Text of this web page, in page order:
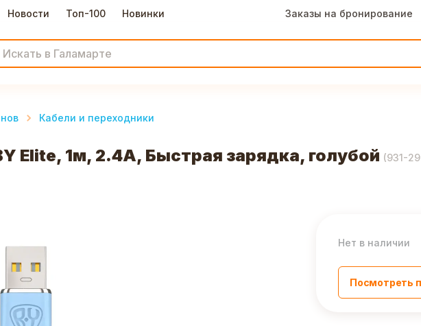
Новости Топ-100 Новинки Заказы на бронирование
Кабели и переходники
Elite, 1м, 2.4А, Быстрая зарядка, голубой (931-
Нет в наличии
Посмотреть